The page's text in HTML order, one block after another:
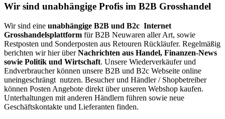
Wir sind unabhängige Profis im B2B Grosshandel
Wir sind eine unabhängige B2B und B2c Internet
Grosshandelsplattform für B2B Neuwaren aller Art, sowie
Restposten und Sonderposten aus Retouren Rückläufer. Regelmäßig
berichten wir hier überNachrichten aus Handel, Finanzen-News
sowie Politik und Wirtschaft. Unsere Wiederverkäufer und
Endverbraucher können unsere B2B und B2c Webseite online
uneingeschrängt nutzen. Besucher und Händler / Shopbetreiber
können Posten Angebote direkt über unseren Webshop kaufen.
Unterhaltungen mit anderen Händlern führen sowie neue
Geschäftskontakte und Lieferanten finden.